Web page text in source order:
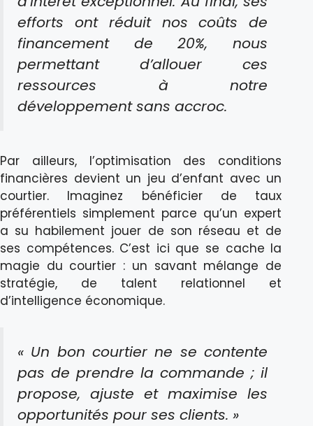
efforts ont réduit nos coûts de
financement de 20%, nous
permettant d’allouer ces
ressources à notre
développement sans accroc.
Par ailleurs, l’optimisation des conditions
financières devient un jeu d’enfant avec un
courtier. Imaginez bénéficier de taux
préférentiels simplement parce qu’un expert
a su habilement jouer de son réseau et de
ses compétences. C’est ici que se cache la
magie du courtier : un savant mélange de
stratégie, de talent relationnel et
d’intelligence économique.
« Un bon courtier ne se contente
pas de prendre la commande ; il
propose, ajuste et maximise les
opportunités pour ses clients. »